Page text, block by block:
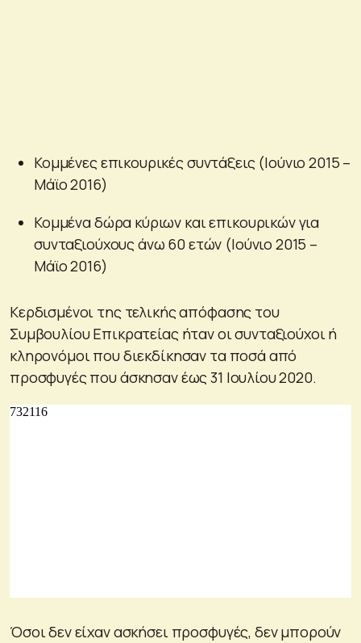
Κομμένες επικουρικές συντάξεις (Ιούνιο 2015 –
Μάϊο 2016)
Κομμένα δώρα κύριων και επικουρικών για
συνταξιούχους άνω 60 ετών (Ιούνιο 2015 –
Μάϊο 2016)
Κερδισμένοι της τελικής απόφασης του
Συμβουλίου Επικρατείας ήταν οι συνταξιούχοι ή
κληρονόμοι που διεκδίκησαν τα ποσά από
προσφυγές που άσκησαν έως 31 Ιουλίου 2020.
Όσοι δεν είχαν ασκήσει προσφυγές, δεν μπορούν